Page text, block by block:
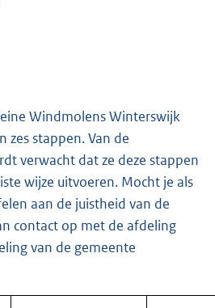
Windmolens Winterswijk
zes stappen. Van de
verwacht dat ze deze stappen
wijze uitvoeren. Mocht je als
aan de juistheid van de
contact op met de afdeling
van de gemeente